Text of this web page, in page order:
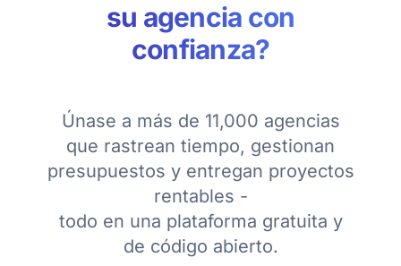
su agencia con
confianza?
Únase a más de 11,000 agencias
que rastrean tiempo, gestionan
presupuestos y entregan proyectos
rentables -
todo en una plataforma gratuita y
de código abierto.